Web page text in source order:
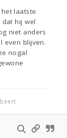
laatste
hij wel
niet anders
even blijven.
nogal